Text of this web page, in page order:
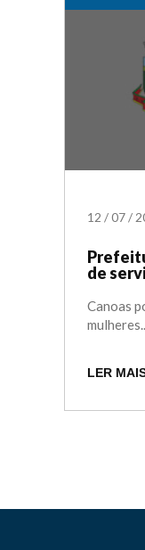
12 /07/
de
Canoas
LER